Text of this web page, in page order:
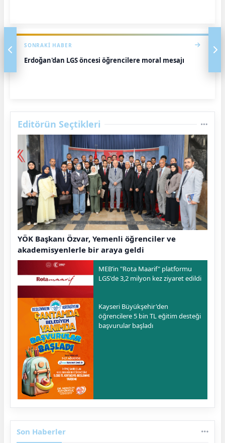
SONRAKI HABER
Erdoğan'dan LGS öncesi öğrencilere moral mesajı
Editörün Seçtikleri
YÖK Başkanı Özvar, Yemenli öğrenciler ve
akademisyenlerle bir araya geldi
MEB’in "Rota Maarif" platformu
LGS'de 3,2 milyon kez ziyaret edildi
Kayseri Büyükşehir'den
öğrencilere 5 bin TL eğitim desteği
başvurular başladı
Son Haberler